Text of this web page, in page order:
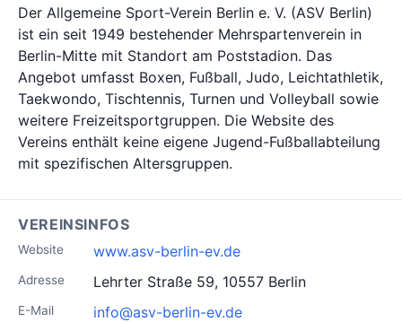
Der Allgemeine Sport-Verein Berlin e. V. (ASV Berlin)
ist ein seit 1949 bestehender Mehrspartenverein in
Berlin-Mitte mit Standort am Poststadion. Das
Angebot umfasst Boxen, Fußball, Judo, Leichtathletik,
Taekwondo, Tischtennis, Turnen und Volleyball sowie
weitere Freizeitsportgruppen. Die Website des
Vereins enthält keine eigene Jugend-Fußballabteilung
mit spezifischen Altersgruppen.
VEREINSINFOS
Website www.asv-berlin-ev.de
Adresse Lehrter Straße 59, 10557 Berlin
E-Mail info@asv-berlin-ev.de